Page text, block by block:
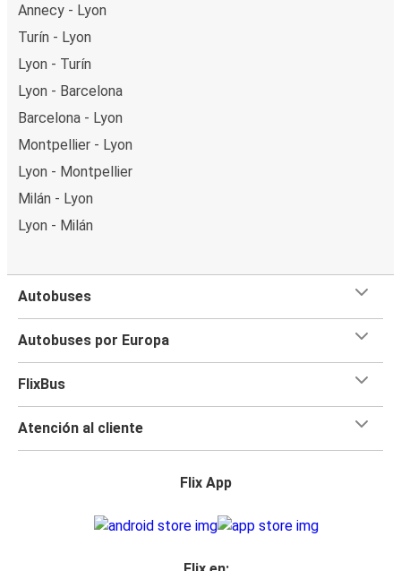
Annecy - Lyon
Turín - Lyon
Lyon - Turín
Lyon - Barcelona
Barcelona - Lyon
Montpellier - Lyon
Lyon - Montpellier
Milán - Lyon
Lyon - Milán
Autobuses
Autobuses por Europa
FlixBus
Atención al cliente
Flix App